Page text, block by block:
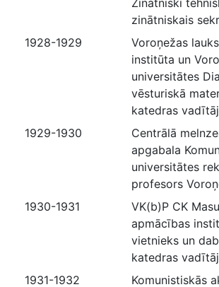
Zinātniski
zinātniskais
1928-1929
Voroņežas
institūta un
universitātes
vēsturiskā
katedras
1929-1930
Centrālā
apgabala
universitātes
profesors
1930-1931
VK(b)P CK
apmācības
vietnieks un
katedras
1931-1932
Komunistiskās